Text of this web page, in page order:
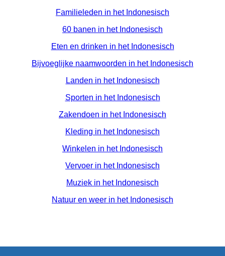
Familieleden in het Indonesisch
60 banen in het Indonesisch
Eten en drinken in het Indonesisch
Bijvoeglijke naamwoorden in het Indonesisch
Landen in het Indonesisch
Sporten in het Indonesisch
Zakendoen in het Indonesisch
Kleding in het Indonesisch
Winkelen in het Indonesisch
Vervoer in het Indonesisch
Muziek in het Indonesisch
Natuur en weer in het Indonesisch